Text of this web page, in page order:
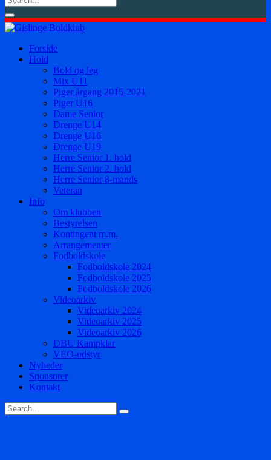
Forside
Hold
Bold og leg
Mix U11
Piger årgang 2015-2021
Piger U16
Dame Senior
Drenge U14
Drenge U16
Drenge U19
Herre Senior 1. hold
Herre Senior 2. hold
Herre Senior 8-mands
Veteran
Info
Om klubben
Bestyrelsen
Kontingent m.m.
Arrangementer
Fodboldskole
Fodboldskole 2024
Fodboldskole 2025
Fodboldskole 2026
Videoarkiv
Videoarkiv 2024
Videoarkiv 2025
Videoarkiv 2026
DBU Kampklar
VEO-udstyr
Nyheder
Sponsorer
Kontakt